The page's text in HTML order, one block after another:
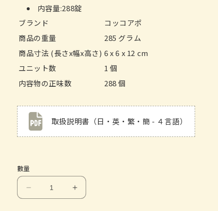
内容量:288錠
ブランド
コッコアポ
商品の重量
285 グラム
商品寸法 (長さx幅x高さ) 6 x 6 x 12 cm
ユニット数
1 個
内容物の正味数
288 個
取扱説明書（日・英・繁・簡 - ４言語）
數量